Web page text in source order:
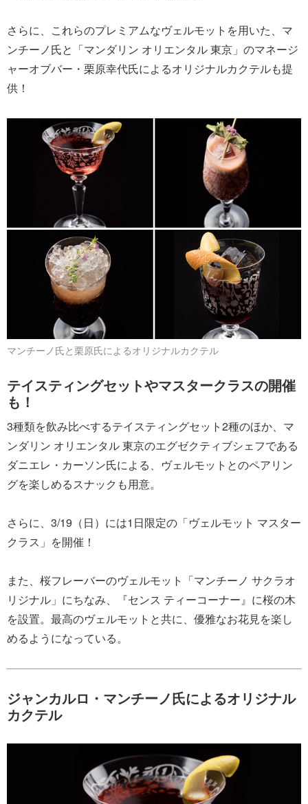
さらに、これらのプレミアムなヴェルモットを用いた、マ
ンチーノ氏と「マンダリン オリエンタル 東京」のマネージ
ャーオブバー・栗原幸代氏によるオリジナルカクテルも提
供！
マンチーノ氏と栗原氏によるオリジナルカクテル
テイスティングセットやマスタークラスの開催
も！
3種類を飲み比べするテイスティングセット2種のほか、マ
ンダリン オリエンタル 東京のエグゼクティブシェフである
ダニエレ・カーソン氏による、ヴェルモットとのペアリン
グを楽しめるスナックも用意。
さらに、3/19（日）には1日限定の「ヴェルモット マスター
クラス」を開催！
また、桜フレーバーのヴェルモット「マンチーノ サクラオ
リジナル」にちなみ、『センス ティーコーナー』に桜の木
を設置。最高のヴェルモットと共に、優雅なお花見を楽し
めるようになっている。
ジャンカルロ・マンチーノ氏によるオリジナル
カクテル